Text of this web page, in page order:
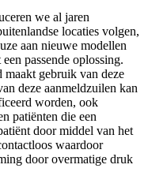
we al jaren
locaties volgen,
aan nieuwe modellen
passende oplossing.
gebruik van deze
deze aanmeldzuilen kan
worden, ook
patiënten die een
door middel van het
waardoor
door overmatige druk